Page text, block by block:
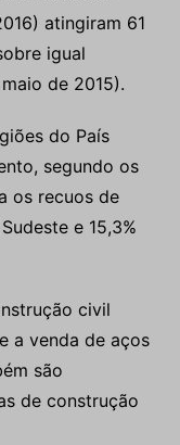
atingiram 61
igual
de 2015).
do País
segundo os
os recuos de
e 15,3%
civil
a venda de aços
são
de construção